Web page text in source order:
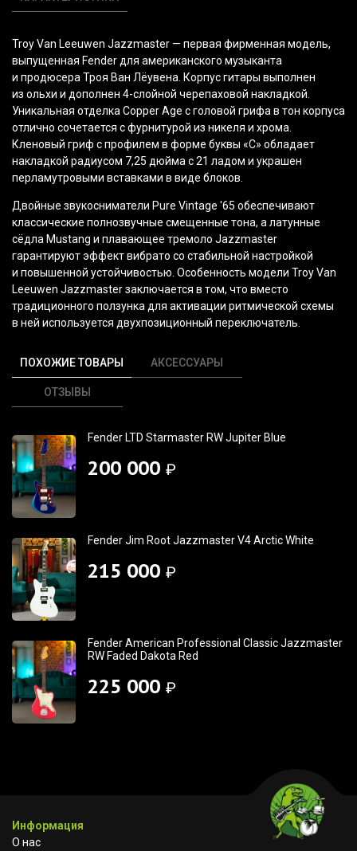
Troy Van Leeuwen Jazzmaster — первая фирменная модель,
выпущенная Fender для американского музыканта
и продюсера Троя Ван Лёувена. Корпус гитары выполнен
из ольхи и дополнен 4-слойной черепаховой накладкой.
Уникальная отделка Copper Age с головой грифа в тон корпуса
отлично сочетается с фурнитурой из никеля и хрома.
Кленовый гриф с профилем в форме буквы «С» обладает
накладкой радиусом 7,25 дюйма с 21 ладом и украшен
перламутровыми вставками в виде блоков.
Двойные звукосниматели Pure Vintage '65 обеспечивают
классические полнозвучные смещенные тона, а латунные
сёдла Mustang и плавающее тремоло Jazzmaster
гарантируют эффект вибрато со стабильной настройкой
и повышенной устойчивостью. Особенность модели Troy Van
Leeuwen Jazzmaster заключается в том, что вместо
традиционного ползунка для активации ритмической схемы
в ней используется двухпозиционный переключатель.
ПОХОЖИЕ ТОВАРЫ АКСЕССУАРЫ
ОТЗЫВЫ
Fender LTD Starmaster RW Jupiter Blue
200 000 ₽
Fender Jim Root Jazzmaster V4 Arctic White
215 000 ₽
Fender American Professional Classic Jazzmaster
RW Faded Dakota Red
225 000 ₽
Информация
О нас